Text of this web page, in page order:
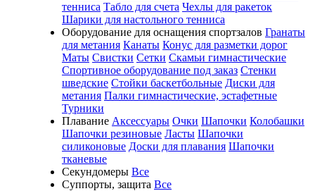
тенниса Табло для счета Чехлы для ракеток
Шарики для настольного тенниса
Оборудование для оснащения спортзалов Гранаты
для метания Канаты Конус для разметки дорог
Маты Свистки Сетки Скамьи гимнастические
Спортивное оборудование под заказ Стенки
шведские Стойки баскетбольные Диски для
метания Палки гимнастические, эстафетные
Турники
Плавание Аксессуары Очки Шапочки Колобашки
Шапочки резиновые Ласты Шапочки
силиконовые Доски для плавания Шапочки
тканевые
Секундомеры Все
Суппорты, защита Все